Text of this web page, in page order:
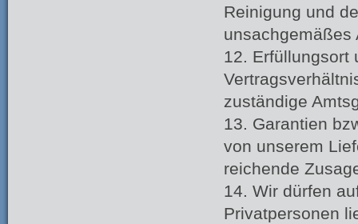
Reinigung und
unsachgemäßes
12. Erfüllungsort
zuständige
13. Garantien
von unserem
reichende
14. Wir dürfen
Privatpersonen